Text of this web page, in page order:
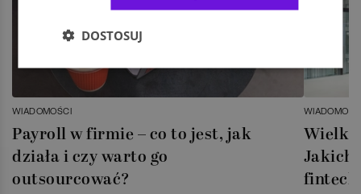
WIADOMOŚCI
Payroll w firmie – co to jest, jak
działa i czy warto go
outsourcować?
Jakich
DOSTOSUJ